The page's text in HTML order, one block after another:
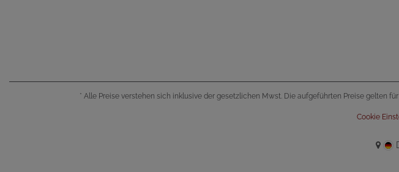
* Alle Preise verstehen sich inklusive der gesetzlichen Mwst. Die aufgeführten Preise gelten
Cookie